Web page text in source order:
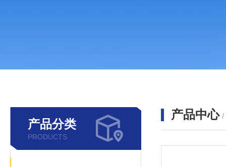
产品分类
PRODUCTS
产品中心 /